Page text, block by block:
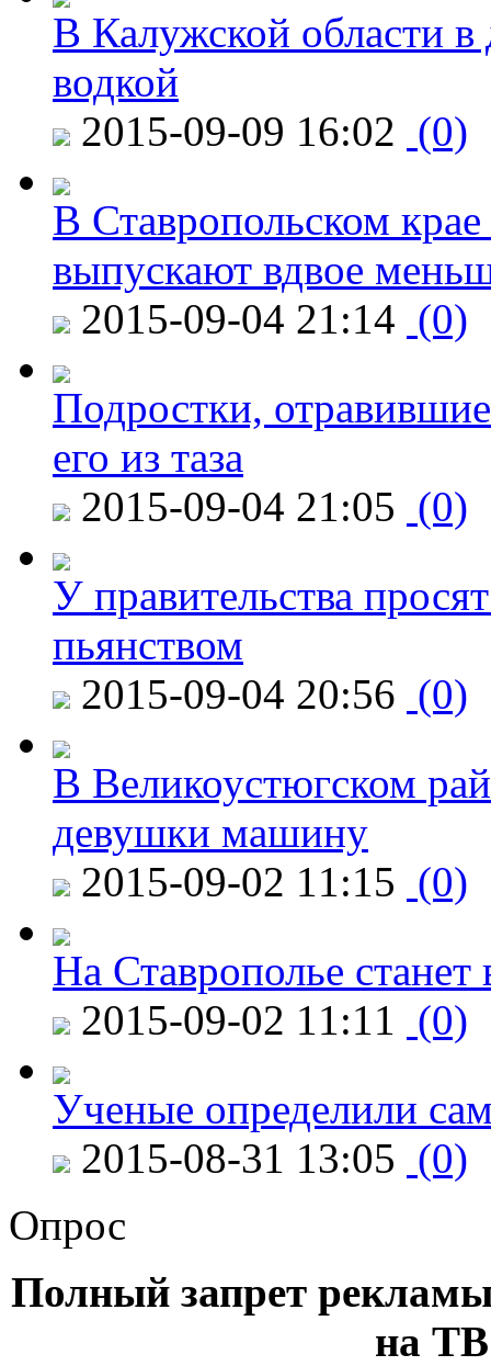
В Калужской области в
водкой
2015-09-09 16:02 (0)
В Ставропольском
выпускают вдвое
2015-09-04 21:14 (0)
Подростки,
его из таза
2015-09-04 21:05 (0)
У правительства
пьянством
2015-09-04 20:56 (0)
В Великоустюгском
девушки машину
2015-09-02 11:15 (0)
На Ставрополье
2015-09-02 11:11 (0)
Ученые определили
2015-08-31 13:05 (0)
Опрос
Полный запрет
на ТВ